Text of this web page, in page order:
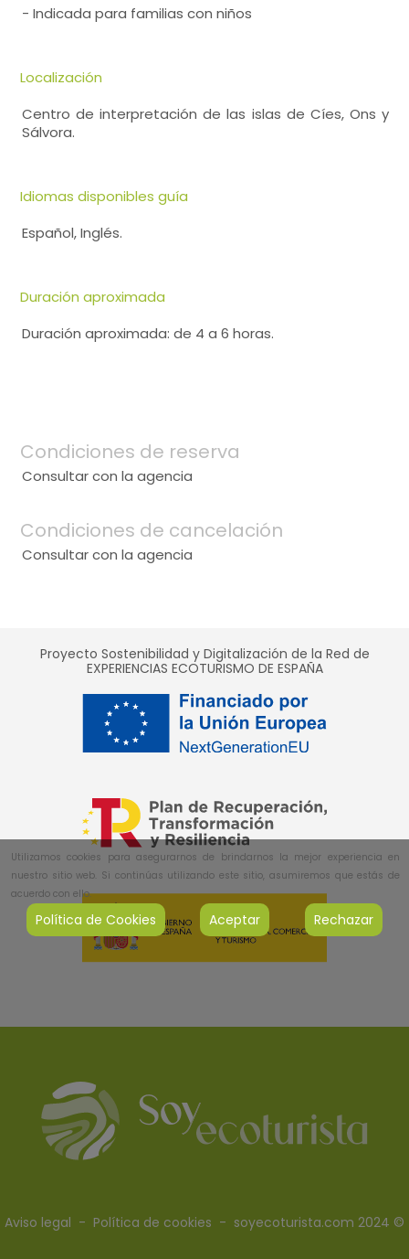
- Indicada para familias con niños
Localización
Centro de interpretación de las islas de Cíes, Ons y
Sálvora.
Idiomas disponibles guía
Español, Inglés.
Duración aproximada
Duración aproximada: de 4 a 6 horas.
Condiciones de reserva
Consultar con la agencia
Condiciones de cancelación
Consultar con la agencia
Proyecto Sostenibilidad y Digitalización de la Red de
EXPERIENCIAS ECOTURISMO DE ESPAÑA
Aviso legal - Política de cookies - soyecoturista.com 2024 ©
Utilizamos cookies para asegurarnos de brindarnos la mejor experiencia en
nuestro sitio web. Si continúas utilizando este sitio, asumiremos que estás de
acuerdo con ello.
Política de Cookies Aceptar Rechazar